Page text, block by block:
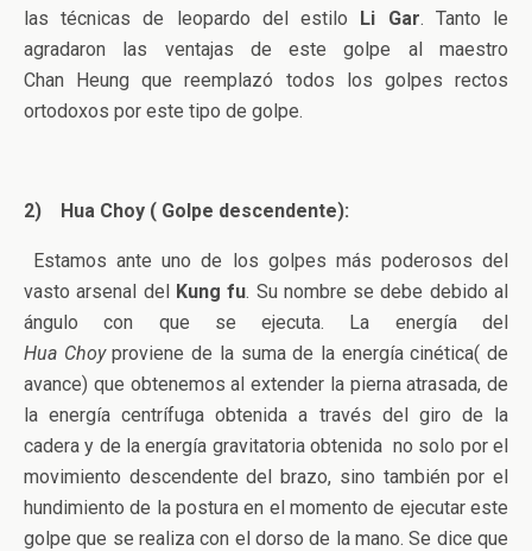
las técnicas de leopardo del estilo Li Gar. Tanto le
agradaron las ventajas de este golpe al maestro
Chan Heung que reemplazó todos los golpes rectos
ortodoxos por este tipo de golpe.
2) Hua Choy ( Golpe descendente):
Estamos ante uno de los golpes más poderosos del
vasto arsenal del Kung fu. Su nombre se debe debido al
ángulo con que se ejecuta. La energía del
Hua Choyproviene de la suma de la energía cinética( de
avance) que obtenemos al extender la pierna atrasada, de
la energía centrífuga obtenida a través del giro de la
cadera y de la energía gravitatoria obtenida no solo por el
movimiento descendente del brazo, sino también por el
hundimiento de la postura en el momento de ejecutar este
golpe que se realiza con el dorso de la mano. Se dice que